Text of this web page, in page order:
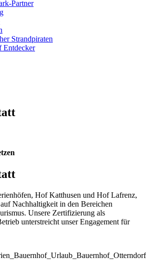
Partner
Strandpiraten
Entdecker
Hof Katthusen und Hof Lafrenz,
Nachhaltigkeit in den Bereichen
Unsere Zertifizierung als
unterstreicht unser Engagement für